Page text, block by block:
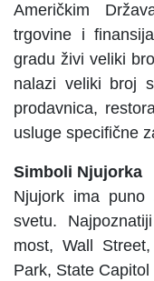
Američkim
trgovine i
gradu živi veliki
nalazi veliki broj
prodavnica,
usluge specifične
Simboli Njujorka
Njujork ima
svetu.
most, Wall
Park, State